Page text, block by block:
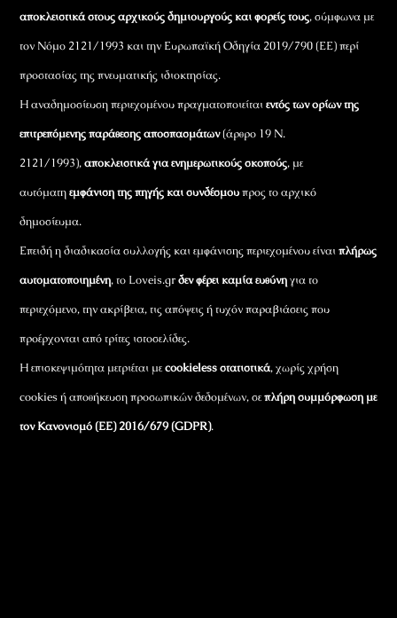
αποκλειστικά στους αρχικούς δημιουργούς και φορείς τους, σύμφωνα με
τον Νόμο 2121/1993 και την Ευρωπαϊκή Οδηγία 2019/790 (ΕΕ) περί
προστασίας της πνευματικής ιδιοκτησίας.
Η αναδημοσίευση περιεχομένου πραγματοποιείταιεντός των ορίων της
επιτρεπόμενης παράθεσης αποσπασμάτων(άρθρο 19 Ν.
2121/1993),αποκλειστικά για ενημερωτικούς σκοπούς, με
αυτόματηεμφάνιση της πηγής και συνδέσμουπρος το αρχικό
δημοσίευμα.
Επειδή η διαδικασία συλλογής και εμφάνισης περιεχομένου είναιπλήρως
αυτοματοποιημένη, το Loveis.grδεν φέρει καμία ευθύνηγια το
περιεχόμενο, την ακρίβεια, τις απόψεις ή τυχόν παραβιάσεις που
προέρχονται από τρίτες ιστοσελίδες.
Η επισκεψιμότητα μετριέται μεcookieless στατιστικά, χωρίς χρήση
cookies ή αποθήκευση προσωπικών δεδομένων, σεπλήρη συμμόρφωση με
τον Κανονισμό (ΕΕ) 2016/679 (GDPR).